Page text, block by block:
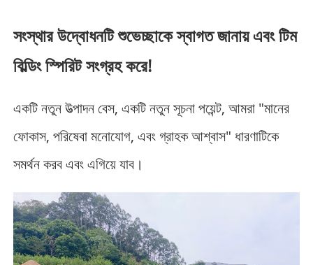
সংস্থার উদ্বোধনটি শুভেচ্ছাকে স্বাগত জানায় এবং টিম
বিল্ডিং স্পিরিট সংগ্রহ করে!
একটি নতুন উত্পাদন বেস, একটি নতুন সূচনা পয়েন্ট, আমরা "মানের
ফোকাস, পরিষেবা মনোযোগ, এবং গ্রাহক আশ্বাস" ধারণাটিকে
সমর্থন করব এবং এগিয়ে যাব।